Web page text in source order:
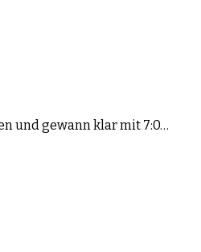
und gewann klar mit 7:0…